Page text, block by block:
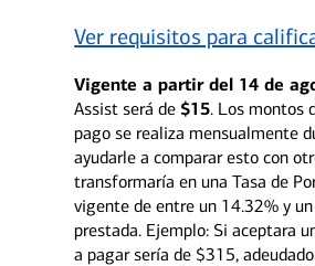
Ver requisitos para
Vigente a partir del 14 de
Assist será de $15. Los montos
pago se realiza mensualmente
ayudarle a comparar esto con
transformaría en una Tasa de
vigente de entre un 14.32% y
prestada. Ejemplo: Si aceptara
a pagar sería de $315,